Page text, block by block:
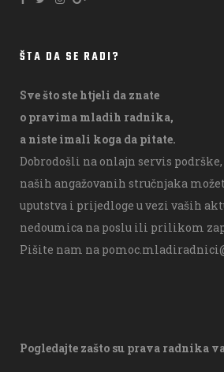
ŠTA DA SE RADI?
Sve što ste htjeli da znate
o pravima mladih radnika,
a niste imali koga da pitate.
Dobrodošli na onlajn servis podrške,
naših angažovanih stručnjaka
uputstva i prijedloge u vezi vaših
nedoumica na poslu ili prilikom
Pišite nam na
Pogledajte zašto su prava radnika